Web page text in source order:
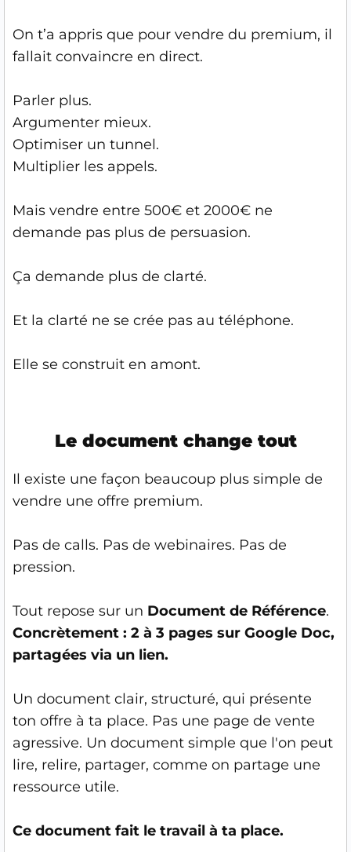
On t’a appris que pour vendre du premium, il
fallait convaincre en direct.
Parler plus.
Argumenter mieux.
Optimiser un tunnel.
Multiplier les appels.
Mais vendre entre 500€ et 2000€ ne
demande pas plus de persuasion.
Ça demande plus de clarté.
Et la clarté ne se crée pas au téléphone.
Elle se construit en amont.
Le document change tout
Il existe une façon beaucoup plus simple de
vendre une offre premium.
Pas de calls. Pas de webinaires. Pas de
pression.
Tout repose sur un Document de Référence.
Concrètement : 2 à 3 pages sur Google Doc,
partagées via un lien.
Un document clair, structuré, qui présente
ton offre à ta place. Pas une page de vente
agressive. Un document simple que l'on peut
lire, relire, partager, comme on partage une
ressource utile.
Ce document fait le travail à ta place.